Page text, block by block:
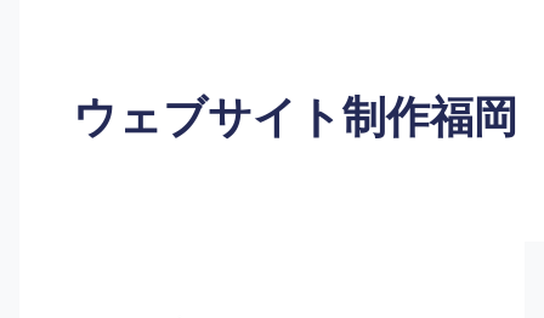
ウェブサイト制作福岡